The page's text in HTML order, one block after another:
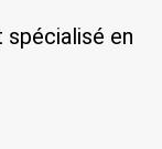
spécialisé en